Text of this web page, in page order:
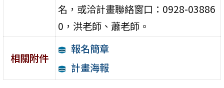
名，或洽計畫聯絡窗口：0928-03886
0，洪老師、蕭老師。
相關附件
報名簡章
計畫海報